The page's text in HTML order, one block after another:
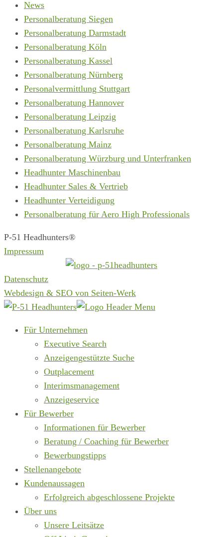
News
Personalberatung Siegen
Personalberatung Darmstadt
Personalberatung Köln
Personalberatung Kassel
Personalberatung Nürnberg
Personalvermittlung Stuttgart
Personalberatung Hannover
Personalberatung Leipzig
Personalberatung Karlsruhe
Personalberatung Mainz
Personalberatung Würzburg und Unterfranken
Headhunter Maschinenbau
Headhunter Sales & Vertrieb
Headhunter Verteidigung
Personalberatung für Aero High Professionals
P-51 Headhunters®
Impressum
Datenschutz
Webdesign & SEO von Seiten-Werk
Für Unternehmen
Executive Search
Anzeigengestützte Suche
Outplacement
Interimsmanagement
Anzeigeservice
Für Bewerber
Informationen für Bewerber
Beratung / Coaching für Bewerber
Bewerbungstipps
Stellenangebote
Kundenaussagen
Erfolgreich abgeschlossene Projekte
Über uns
Unsere Leitsätze